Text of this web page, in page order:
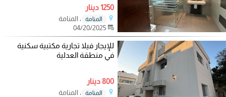
1250 دينار
المنامة
، المنامة
للإيجار فيلا تجارية مكتبية سكنية
في منطقة العدلية
800 دينار
المنامة
، المنامة